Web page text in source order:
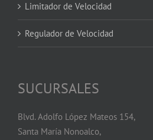
Limitador de Velocidad
Regulador de Velocidad
SUCURSALES
Blvd. Adolfo López Mateos 154,
Santa María Nonoalco,